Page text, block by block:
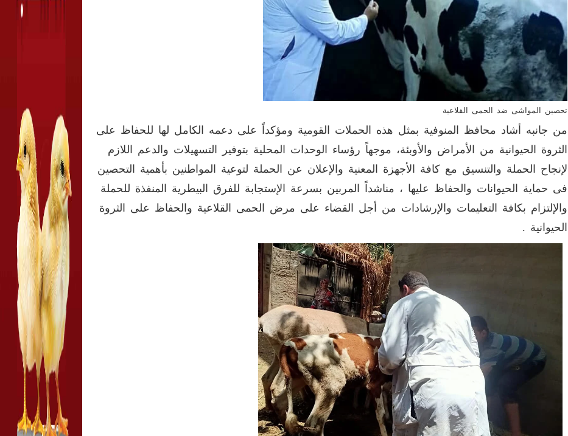
تحصين المواشى ضد الحمى القلاعية
من جانبه أشاد محافظ المنوفية بمثل هذه الحملات القومية ومؤكداً على دعمه الكامل لها للحفاظ على
الثروة الحيوانية من الأمراض والأوبئة، موجهاً رؤساء الوحدات المحلية بتوفير التسهيلات والدعم اللازم
لإنجاح الحملة والتنسيق مع كافة الأجهزة المعنية والإعلان عن الحملة لتوعية المواطنين بأهمية التحصين
فى حماية الحيوانات والحفاظ عليها ، مناشداً المربين بسرعة الإستجابة للفرق البيطرية المنفذة للحملة
والإلتزام بكافة التعليمات والإرشادات من أجل القضاء على مرض الحمى القلاعية والحفاظ على الثروة
الحيوانية .